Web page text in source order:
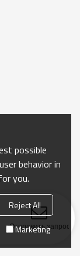
Отправить запрос
possible
behavior in
you.
Reject All
Marketing